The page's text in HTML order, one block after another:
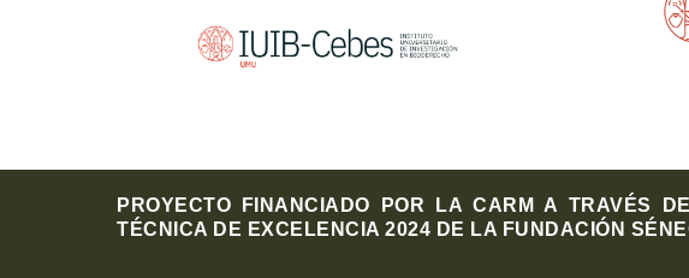
PROYECTO FINANCIADO POR LA CARM A TRAVÉS
TÉCNICA DE EXCELENCIA 2024 DE LA FUNDACIÓN